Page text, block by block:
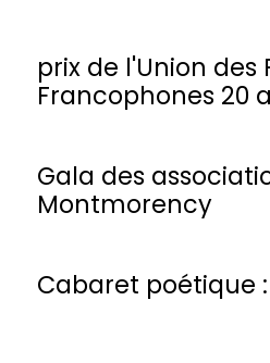
prix de l'Union des
Francophones 20
Gala des
Montmorency
Cabaret poétique